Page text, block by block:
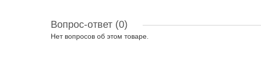
Вопрос-ответ (0)
Нет вопросов об этом товаре.